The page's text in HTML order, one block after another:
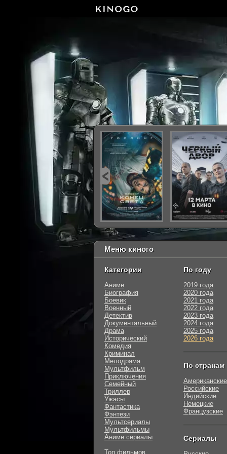
Меню киного
Категории
Аниме
Биография
Боевик
Военный
Детектив
Документальный
Драма
Исторический
Комедия
Криминал
Мелодрама
Мультфильм
Приключения
Семейный
Триллер
Ужасы
Фантастика
Фэнтези
Мультсериалы
Мультфильмы
Аниме сериалы
Топ фильмов
По году
2019 года
2020 года
2021 года
2022 года
2023 года
2024 года
2025 года
2026 года
По странам
Американские
Российские
Индийские
Немецкие
Французские
Сериалы